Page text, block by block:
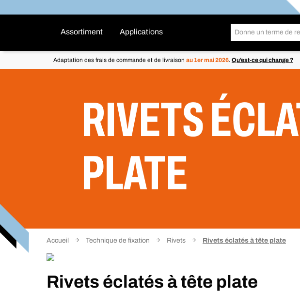
Assortiment Applications
Adaptation des frais de commande et de livraison au 1er mai 2026. Qu’est-ce qui change ?
RIVETS
PLATE
Accueil Technique de fixation Rivets Rivets éclatés à tête plate
Rivets éclatés à tête plate